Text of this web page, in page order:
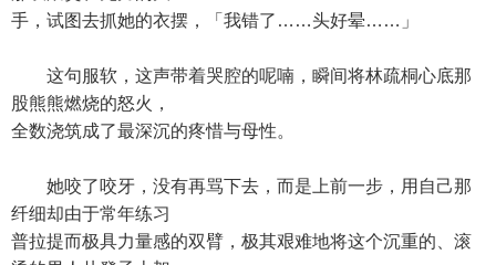
手，试图去抓她的衣摆，「我错了……头好晕……」
这句服软，这声带着哭腔的呢喃，瞬间将林疏桐心底那
股熊熊燃烧的怒火，
全数浇筑成了最深沉的疼惜与母性。
她咬了咬牙，没有再骂下去，而是上前一步，用自己那
纤细却由于常年练习
普拉提而极具力量感的双臂，极其艰难地将这个沉重的、滚